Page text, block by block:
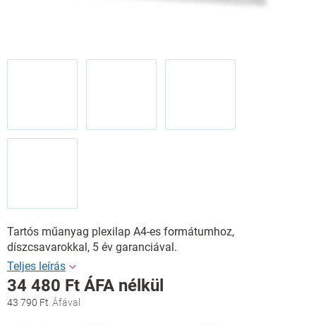
Tartós műanyag plexilap A4-es formátumhoz,
díszcsavarokkal, 5 év garanciával.
43 790 Ft
34 480 Ft ÁFA nélkül
Egységár: